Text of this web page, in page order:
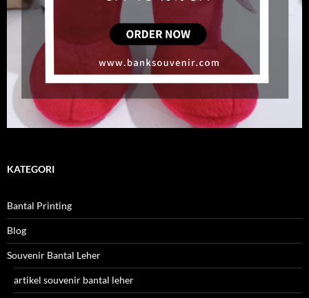
KATEGORI
Bantal Printing
Blog
Souvenir Bantal Leher
artikel souvenir bantal leher